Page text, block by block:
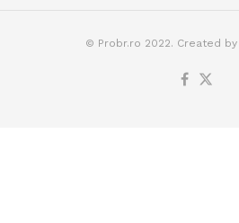
© Probr.ro 2022. Created by